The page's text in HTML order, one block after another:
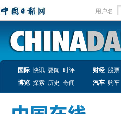
用户名
国际 快讯 要闻 时评 财经 股票
博览 探索 历史 奇闻 汽车 购车